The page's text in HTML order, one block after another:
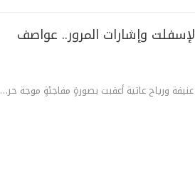
وإشارات المرور.. عواصف
ورياح عاتية أعقبت بصورةٍ مفاجئةٍ موجة حر…